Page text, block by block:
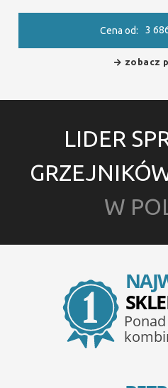
Cena od: 3
zobacz
LIDER
W